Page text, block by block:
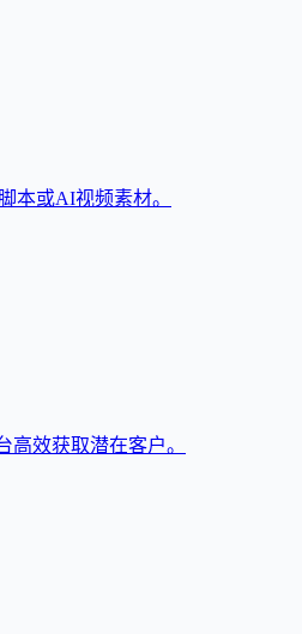
本或AI视频素材。
效获取潜在客户。